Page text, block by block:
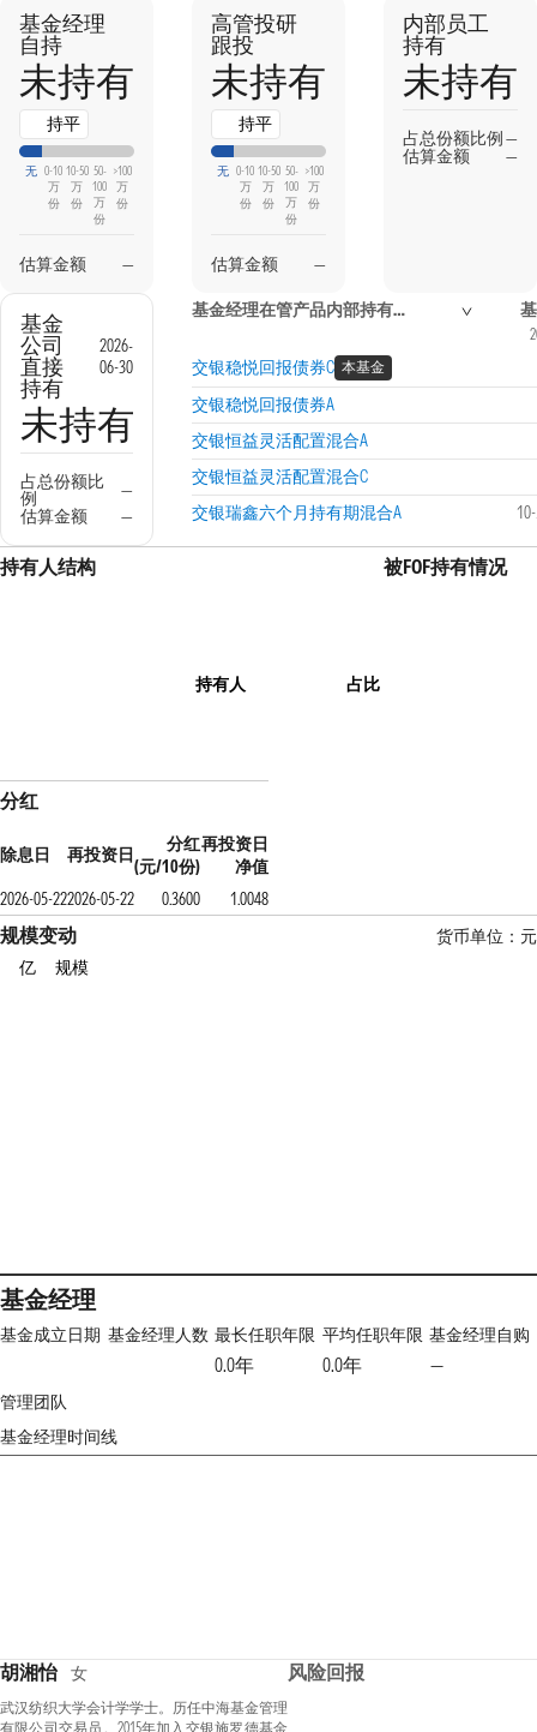
基金经理
自持
未持有
持平
无 0-10
万
份
10-50
万
份
50-
100
万
份
>100
万
份
估算金额 —
高管投研
跟投
未持有
持平
无 0-10
万
份
10-50
万
份
50-
100
万
份
>100
万
份
估算金额 —
内部员工
持有
未持有
占总份额比例—
估算金额
—
基金
公司
直接
持有
2026-
06-30
未持有
占总份额比
例
—
估算金额
—
基金经理在管产品内部持有信息
交银稳悦回报债券C 本基金
交银稳悦回报债券A
交银恒益灵活配置混合A
交银恒益灵活配置混合C
交银瑞鑫六个月持有期混合A
持有人结构
持有人 占比
被FOF持有情况
分红
除息日 再投资日
分红
(元/10份)
再投资日
净值
2026-05-222026-05-22 0.3600 1.0048
规模变动
货币单位：元
亿
规模
基金经理
基金成立日期 基金经理人数 最长任职年限
0.0年
平均任职年限
0.0年
基金经理自购
—
管理团队
基金经理时间线
胡湘怡 女
武汉纺织大学会计学学士。历任中海基金管理
有限公司交易员。2015年加入交银施罗德基金
风险回报